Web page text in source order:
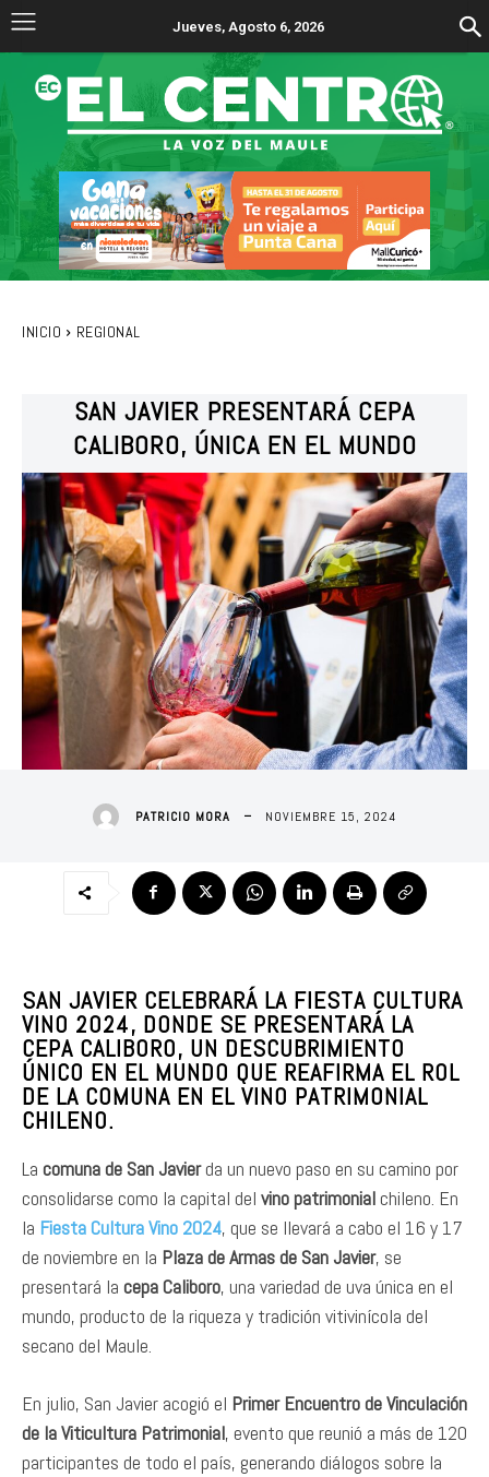
Jueves, Agosto 6, 2026
INICIO REGIONAL
SAN JAVIER PRESENTARÁ CEPA
CALIBORO, ÚNICA EN EL MUNDO
PATRICIO MORA NOVIEMBRE 15, 2024
SAN JAVIER CELEBRARÁ LA FIESTA CULTURA
VINO 2024, DONDE SE PRESENTARÁ LA
CEPA CALIBORO, UN DESCUBRIMIENTO
ÚNICO EN EL MUNDO QUE REAFIRMA EL ROL
DE LA COMUNA EN EL VINO PATRIMONIAL
CHILENO.
La comuna de San Javierda un nuevo paso en su camino por
consolidarse como la capital del vino patrimonialchileno. En
la Fiesta Cultura Vino 2024, que se llevará a cabo el 16 y 17
de noviembre en la Plaza de Armas de San Javier, se
presentará la cepa Caliboro, una variedad de uva única en el
mundo, producto de la riqueza y tradición vitivinícola del
secano del Maule.
En julio, San Javier acogió el Primer Encuentro de Vinculación
de la Viticultura Patrimonial, evento que reunió a más de 120
participantes de todo el país, generando diálogos sobre la